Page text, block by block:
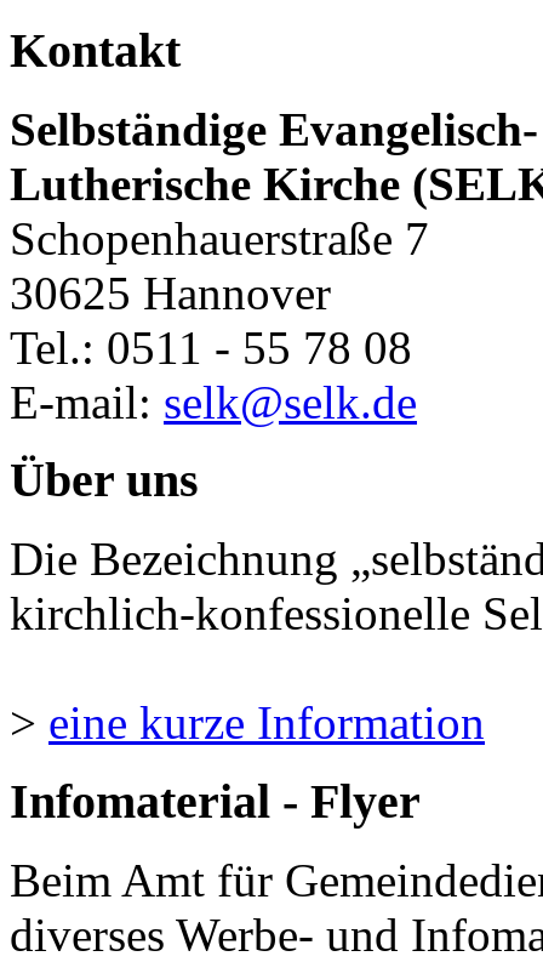
Kontakt
Selbständige Evangelisch-
Lutherische Kirche
Schopenhauerstraße 7
30625 Hannover
Tel.: 0511 - 55 78 08
E-mail: selk@selk.de
Über uns
Die Bezeichnung
kirchlich-konfessionelle
> eine kurze Information
Infomaterial - Flyer
Beim Amt für
diverses Werbe- und